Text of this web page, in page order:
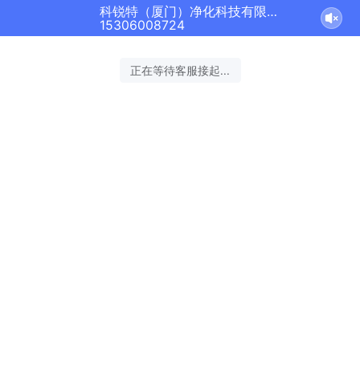
科锐特（厦门）净化科技有限公司正在为您服务
15306008724
正在等待客服接起...